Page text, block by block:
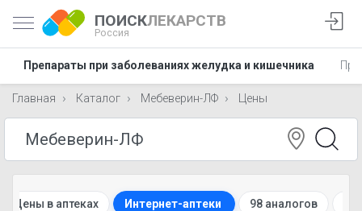
ПОИСКЛЕКАРСТВ
Россия
Препараты при заболеваниях желудка и кишечника
Главная Каталог Мебеверин-ЛФ Цены
Цены в аптеках Интернет-аптеки 98 аналогов